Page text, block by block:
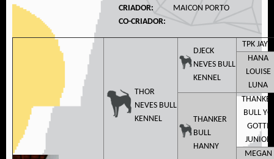
CRIADOR:
MAICON PORTO
CO-CRIADOR:
THOR
NEVES BULL
KENNEL
DJECK
NEVES BULL
KENNEL
TPK JAY Z
HANA
LOUISE
LUNA
THANKER
BULL
HANNY
BULL YO
GOTTI
JUNIOR
MEGAN